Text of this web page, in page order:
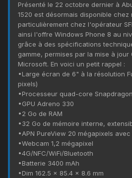
Présenté le 22 octobre dernier à
1520 est désormais disponible chez
particulièrement chez l'opérateur
ainsi l'offre Windows Phone 8 au
grâce à des spécifications
gamme, permises par la mise à jour
Microsoft. En voici un petit rappel :
•Large écran de 6" à la résolution
pixels)
•Processeur quad-core
•GPU Adreno 330
•2 Go de RAM
•32 Go de mémoire interne,
•APN PureView 20 mégapixels
•Webcam 1,2 mégapixel
•4G/NFC/WiFi/Bluetooth
•Batterie 3400 mAh
•Dim 162.5 x 85.4 x 8.6 mm